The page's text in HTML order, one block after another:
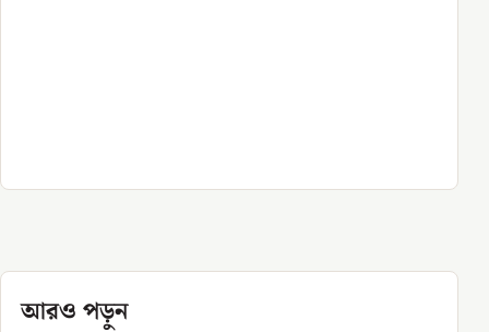
আরও পড়ুন